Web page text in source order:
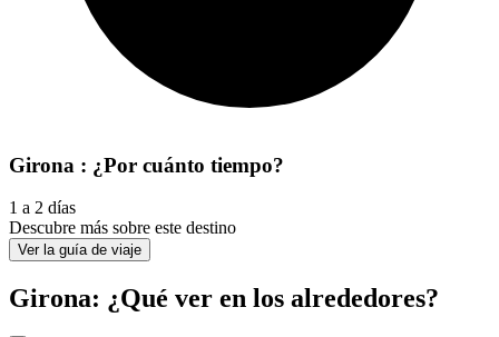
Girona : ¿Por cuánto tiempo?
1 a 2 días
Descubre más sobre este destino
Ver la guía de viaje
Girona: ¿Qué ver en los alrededores?